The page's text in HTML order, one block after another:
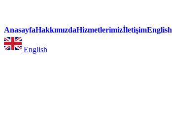
AnasayfaHakkımızdaHizmetlerimizİletişimEnglish
English